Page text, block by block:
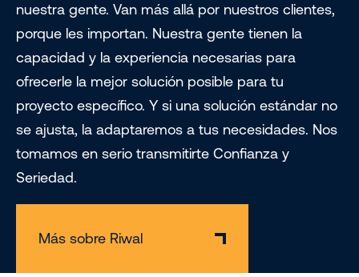
nuestra gente. Van más allá por nuestros clientes,
porque les importan. Nuestra gente tienen la
capacidad y la experiencia necesarias para
ofrecerle la mejor solución posible para tu
proyecto específico. Y si una solución estándar no
se ajusta, la adaptaremos a tus necesidades. Nos
tomamos en serio transmitirte Confianza y
Seriedad.
Más sobre Riwal